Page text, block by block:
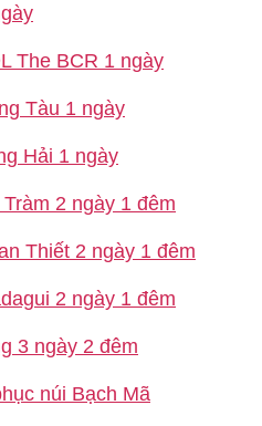
The BCR 1 ngày
Tàu 1 ngày
Hải 1 ngày
2 ngày 1 đêm
Thiết 2 ngày 1 đêm
2 ngày 1 đêm
3 ngày 2 đêm
núi Bạch Mã